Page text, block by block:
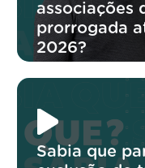
associações
prorrogada
2026?
Sabia que